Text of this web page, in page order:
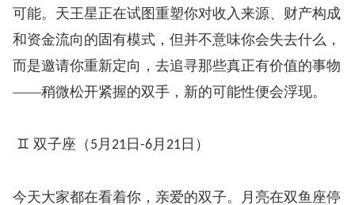
可能。天王星正在试图重塑你对收入来源、财产构成
和资金流向的固有模式，但并不意味你会失去什么，
而是邀请你重新定向，去追寻那些真正有价值的事物
——稍微松开紧握的双手，新的可能性便会浮现。
♊ 双子座（ 5 月 21日-6 月 21日）
今天大家都在看着你，亲爱的双子。月亮在双鱼座停